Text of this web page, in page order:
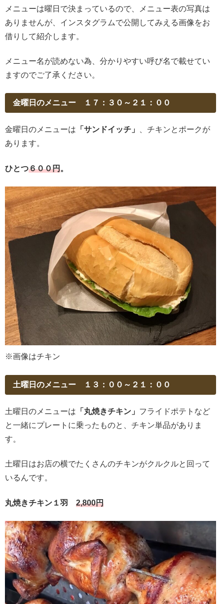
メニューは曜日で決まっているので、メニュー表の写真は
ありませんが、インスタグラムで公開してみえる画像をお
借りして紹介します。
メニュー名が読めない為、分かりやすい呼び名で載せてい
ますのでご了承ください。
金曜日のメニュー １７：３０～２１：００
金曜日のメニューは 「サンドイッチ」
、チキンとポークが
あります。
ひとつ６００円。
※画像はチキン
土曜日のメニュー １３：００～２１：００
土曜日のメニューは 「丸焼きチキン」 フライドポテトなど
と一緒にプレートに乗ったものと、チキン単品がありま
す。
土曜日はお店の横でたくさんのチキンがクルクルと回って
いるんです。
丸焼きチキン１羽 2,800円